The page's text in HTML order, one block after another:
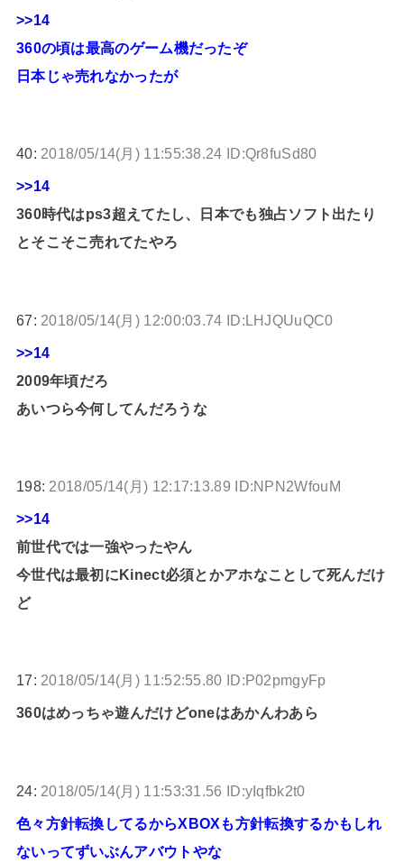
>>14
360の頃は最高のゲーム機だったぞ
日本じゃ売れなかったが
40: 2018/05/14(月) 11:55:38.24 ID:Qr8fuSd80
>>14
360時代はps3超えてたし、日本でも独占ソフト出たり
とそこそこ売れてたやろ
67: 2018/05/14(月) 12:00:03.74 ID:LHJQUuQC0
>>14
2009年頃だろ
あいつら今何してんだろうな
198: 2018/05/14(月) 12:17:13.89 ID:NPN2WfouM
>>14
前世代では一強やったやん
今世代は最初にKinect必須とかアホなことして死んだけ
ど
17: 2018/05/14(月) 11:52:55.80 ID:P02pmgyFp
360はめっちゃ遊んだけどoneはあかんわあら
24: 2018/05/14(月) 11:53:31.56 ID:yIqfbk2t0
色々方針転換してるからXBOXも方針転換するかもしれ
ないってずいぶんアバウトやな